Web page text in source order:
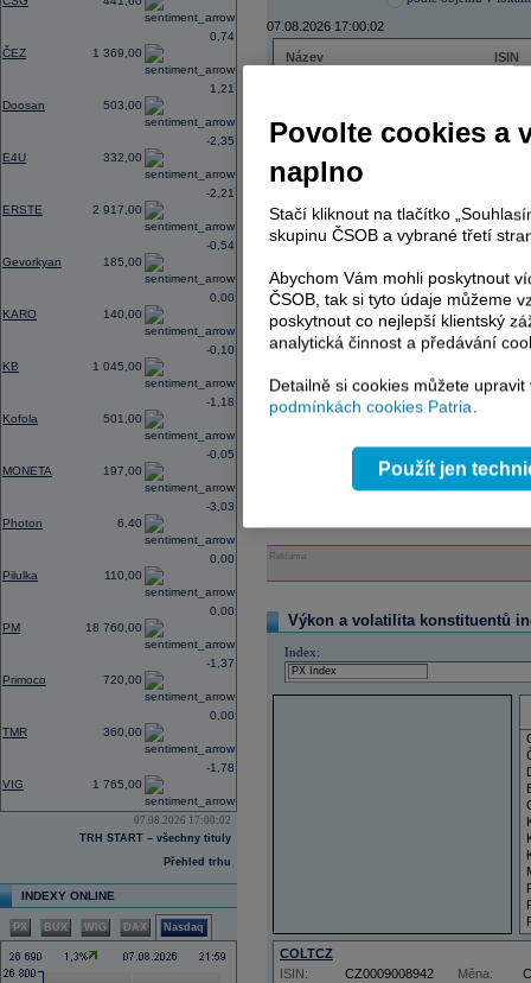
ČEZ 1 369,00
0,74
Doosan 503,00
1,21
E4U 332,00
-2,35
ERSTE 2 917,00
-2,21
Gevorkyan 185,00
-0,54
KARO 140,00
0,00
KB 1 045,00
-0,10
Kofola 501,00
-1,18
MONETA 197,00
-0,05
Photon 6,40
-3,03
Pilulka 110,00
0,00
PM 18 760,00
0,00
Primoco 720,00
-1,37
TMR 360,00
0,00
VIG 1 765,00
-1,78
07.08.2026 17:00:02
TRH START – všechny tituly
Přehled trhu
INDEXY ONLINE
PX BUX WIG DAX Nasdaq
07.08.2026 17:00:02
Název
ISIN
ERSTE BANK
TMR
AD index - vývoj
Region
Reklama
Výkon a volatilita konstituentů
Index:
COLTCZ
ISIN: CZ0009008942 Měna:
Povolte cookies a
naplno
Stačí kliknout na tlačítko
skupinu ČSOB a vybrané třetí
Abychom Vám mohli poskytnout
ČSOB, tak si tyto údaje můžeme
poskytnout co nejlepší klientský
analytická činnost a předávání
Detailně si cookies můžete
podmínkách cookies Patria.
Použít jen